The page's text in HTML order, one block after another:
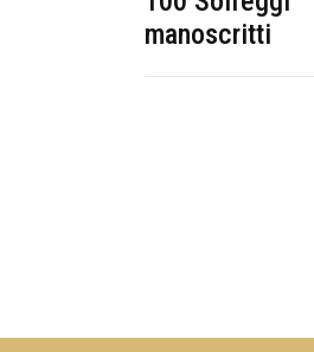
manoscritti